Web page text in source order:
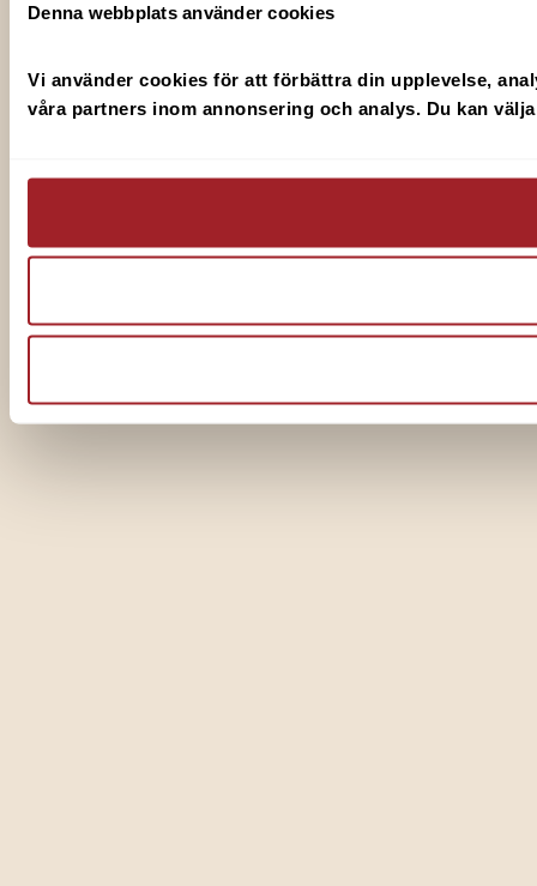
Denna webbplats använder cookies
Vi använder cookies för att förbättra din upplevelse,
våra partners inom annonsering och analys. Du kan